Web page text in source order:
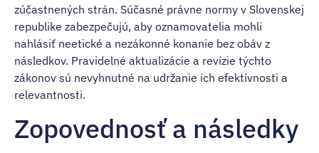
zúčastnených strán. Súčasné právne normy v Slovenskej
republike zabezpečujú, aby oznamovatelia mohli
nahlásiť neetické a nezákonné konanie bez obáv z
následkov. Pravidelné aktualizácie a revízie týchto
zákonov sú nevyhnutné na udržanie ich efektívnosti a
relevantnosti.
Zopovednosť a následky